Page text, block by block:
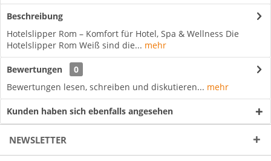
Beschreibung
Hotelslipper Rom – Komfort für Hotel, Spa & Wellness Die
Hotelslipper Rom Weiß sind die... mehr
Bewertungen
0
Bewertungen lesen, schreiben und diskutieren... mehr
Kunden haben sich ebenfalls angesehen
NEWSLETTER